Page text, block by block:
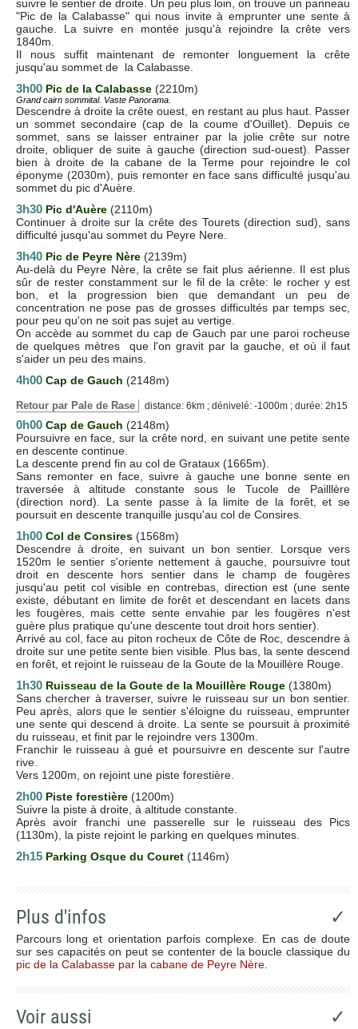
suivre le sentier de droite. Un peu plus loin, on trouve un panneau
"Pic de la Calabasse" qui nous invite à emprunter une sente à
gauche. La suivre en montée jusqu'à rejoindre la crête vers
1840m.
Il nous suffit maintenant de remonter longuement la crête
jusqu'au sommet de la Calabasse.
3h00 Pic de la Calabasse (2210m)
Grand cairn sommital. Vaste Panorama.
Descendre à droite la crête ouest, en restant au plus haut. Passer
un sommet secondaire (cap de la coume d'Ouillet). Depuis ce
sommet, sans se laisser entrainer par la jolie crête sur notre
droite, obliquer de suite à gauche (direction sud-ouest). Passer
bien à droite de la cabane de la Terme pour rejoindre le col
éponyme (2030m), puis remonter en face sans difficulté jusqu'au
sommet du pic d'Auère.
3h30 Pic d'Auère (2110m)
Continuer à droite sur la crête des Tourets (direction sud), sans
difficulté jusqu'au sommet du Peyre Nere.
3h40 Pic de Peyre Nère (2139m)
Au-delà du Peyre Nère, la crête se fait plus aérienne. Il est plus
sûr de rester constamment sur le fil de la crête: le rocher y est
bon, et la progression bien que demandant un peu de
concentration ne pose pas de grosses difficultés par temps sec,
pour peu qu'on ne soit pas sujet au vertige.
On accède au sommet du cap de Gauch par une paroi rocheuse
de quelques mètres que l'on gravit par la gauche, et où il faut
s'aider un peu des mains.
4h00 Cap de Gauch (2148m)
Retour par Pale de Rase distance: 6km ; dénivelé: -1000m ; durée: 2h15
0h00 Cap de Gauch (2148m)
Poursuivre en face, sur la crête nord, en suivant une petite sente
en descente continue.
La descente prend fin au col de Grataux (1665m).
Sans remonter en face, suivre à gauche une bonne sente en
traversée à altitude constante sous le Tucole de Pailllère
(direction nord). La sente passe à la limite de la forêt, et se
poursuit en descente tranquille jusqu'au col de Consires.
1h00 Col de Consires (1568m)
Descendre à droite, en suivant un bon sentier. Lorsque vers
1520m le sentier s'oriente nettement à gauche, poursuivre tout
droit en descente hors sentier dans le champ de fougères
jusqu'au petit col visible en contrebas, direction est (une sente
existe, débutant en limite de forêt et descendant en lacets dans
les fougères, mais cette sente envahie par les fougères n'est
guère plus pratique qu'une descente tout droit hors sentier).
Arrivé au col, face au piton rocheux de Côte de Roc, descendre à
droite sur une petite sente bien visible. Plus bas, la sente descend
en forêt, et rejoint le ruisseau de la Goute de la Mouillère Rouge.
1h30 Ruisseau de la Goute de la Mouillère Rouge (1380m)
Sans chercher à traverser, suivre le ruisseau sur un bon sentier.
Peu après, alors que le sentier s'éloigne du ruisseau, emprunter
une sente qui descend à droite. La sente se poursuit à proximité
du ruisseau, et finit par le rejoindre vers 1300m.
Franchir le ruisseau à gué et poursuivre en descente sur l'autre
rive.
Vers 1200m, on rejoint une piste forestière.
2h00 Piste forestière (1200m)
Suivre la piste à droite, à altitude constante.
Après avoir franchi une passerelle sur le ruisseau des Pics
(1130m), la piste rejoint le parking en quelques minutes.
2h15 Parking Osque du Couret (1146m)
Plus d'infos ✓
Parcours long et orientation parfois complexe. En cas de doute
sur ses capacités on peut se contenter de la boucle classique du
pic de la Calabasse par la cabane de Peyre Nère
Voir aussi ✓